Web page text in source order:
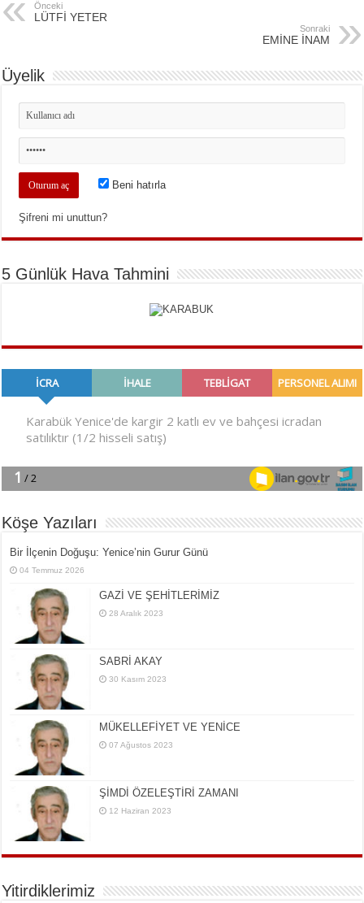
Önceki
LÜTFİ YETER
Sonraki
EMİNE İNAM
Üyelik
Beni hatırla
Şifreni mi unuttun?
5 Günlük Hava Tahmini
Köşe Yazıları
Bir İlçe­nin Do­ğu­şu: Ye­ni­ce’nin Gurur Günü
04 Temmuz 2026
GAZİ VE ŞEHİTLERİMİZ
28 Aralık 2023
SABRİ AKAY
30 Kasım 2023
MÜKELLEFİYET VE YENİCE
07 Ağustos 2023
ŞİMDİ ÖZELEŞTİRİ ZAMANI
12 Haziran 2023
Yitirdiklerimiz